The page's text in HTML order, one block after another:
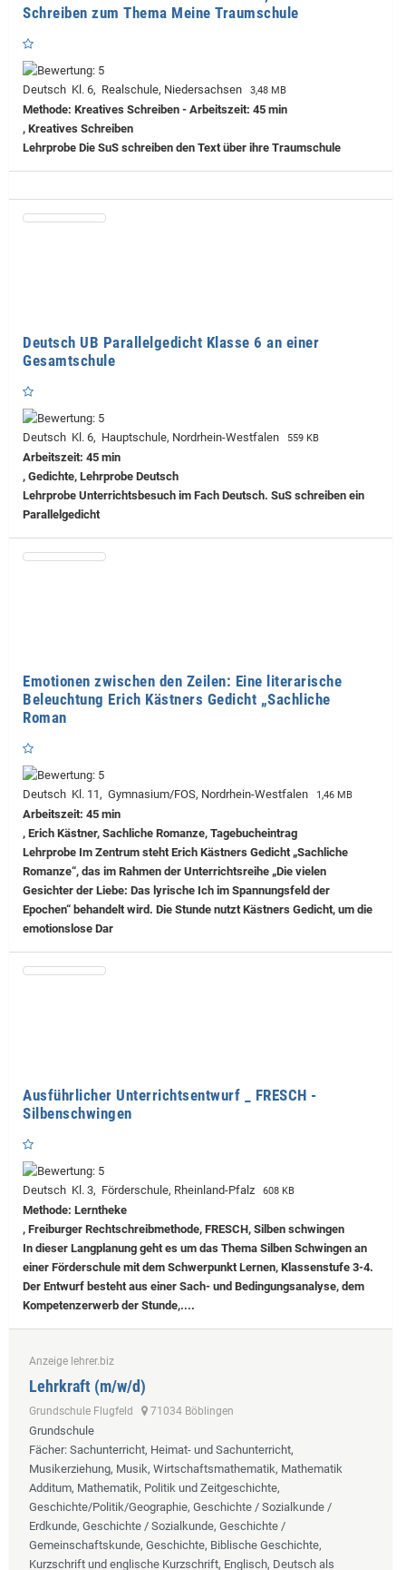
Schreiben zum Thema Meine Traumschule
Deutsch Kl. 6, Realschule, Niedersachsen 3,48 MB
Methode: Kreatives Schreiben - Arbeitszeit: 45 min
, Kreatives Schreiben
Lehrprobe Die SuS schreiben den Text über ihre Traumschule
Deutsch UB Parallelgedicht Klasse 6 an einer
Gesamtschule
Deutsch Kl. 6, Hauptschule, Nordrhein-Westfalen 559 KB
Arbeitszeit: 45 min
, Gedichte, Lehrprobe Deutsch
Lehrprobe Unterrichtsbesuch im Fach Deutsch. SuS schreiben ein
Parallelgedicht
Emotionen zwischen den Zeilen: Eine literarische
Beleuchtung Erich Kästners Gedicht „Sachliche
Roman
Deutsch Kl. 11, Gymnasium/FOS, Nordrhein-Westfalen 1,46 MB
Arbeitszeit: 45 min
, Erich Kästner, Sachliche Romanze, Tagebucheintrag
Lehrprobe Im Zentrum steht Erich Kästners Gedicht „Sachliche
Romanze“, das im Rahmen der Unterrichtsreihe „Die vielen
Gesichter der Liebe: Das lyrische Ich im Spannungsfeld der
Epochen“ behandelt wird. Die Stunde nutzt Kästners Gedicht, um die
emotionslose Dar
Ausführlicher Unterrichtsentwurf _ FRESCH -
Silbenschwingen
Deutsch Kl. 3, Förderschule, Rheinland-Pfalz 608 KB
Methode: Lerntheke
, Freiburger Rechtschreibmethode, FRESCH, Silben schwingen
In dieser Langplanung geht es um das Thema Silben Schwingen an
einer Förderschule mit dem Schwerpunkt Lernen, Klassenstufe 3-4.
Der Entwurf besteht aus einer Sach- und Bedingungsanalyse, dem
Kompetenzerwerb der Stunde,....
Anzeige lehrer.biz
Lehrkraft (m/w/d)
Grundschule Flugfeld 71034 Böblingen
Grundschule
Fächer: Sachunterricht, Heimat- und Sachunterricht,
Musikerziehung, Musik, Wirtschaftsmathematik, Mathematik
Additum, Mathematik, Politik und Zeitgeschichte,
Geschichte/Politik/Geographie, Geschichte / Sozialkunde /
Erdkunde, Geschichte / Sozialkunde, Geschichte /
Gemeinschaftskunde, Geschichte, Biblische Geschichte,
Kurzschrift und englische Kurzschrift, Englisch, Deutsch als